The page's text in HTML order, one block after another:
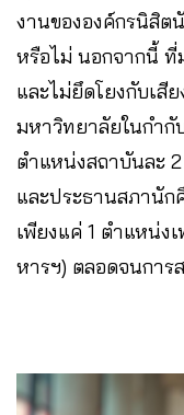
งานขององค์กรนิสิต
หรือไม่ นอกจากนี้ ที่
และไม่ยึดโยงกับเสี
มหาวิทยาลัยในกำกั
ตำแหน่งสถาบันละ
และประธานสภานั
เพียงแค่ 1 ตำแหน่ง
หารฯ) ตลอดจนการ